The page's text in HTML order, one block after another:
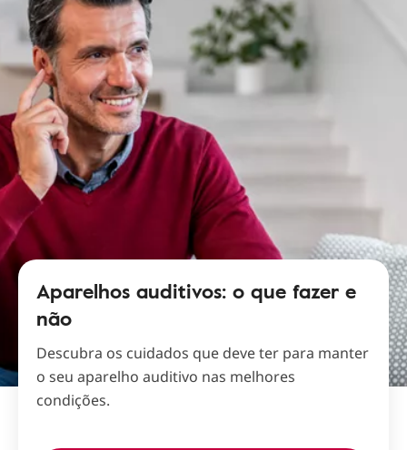
Aparelhos auditivos: o que fazer e
não
Descubra os cuidados que deve ter para manter
o seu aparelho auditivo nas melhores
condições.